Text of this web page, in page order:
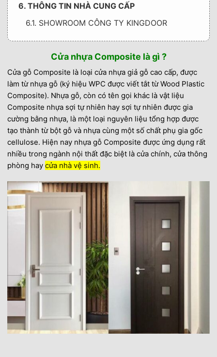
6. THÔNG TIN NHÀ CUNG CẤP
6.1. SHOWROOM CÔNG TY KINGDOOR
Cửa nhựa Composite là gì ?
Cửa gỗ Composite là loại cửa nhựa giả gỗ cao cấp, được
làm từ nhựa gỗ (ký hiệu WPC được viết tắt từ Wood Plastic
Composite). Nhựa gỗ, còn có tên gọi khác là vật liệu
Composite nhựa sợi tự nhiên hay sợi tự nhiên được gia
cường bằng nhựa, là một loại nguyên liệu tổng hợp được
tạo thành từ bột gỗ và nhựa cùng một số chất phụ gia gốc
cellulose. Hiện nay nhựa gỗ Composite được ứng dụng rất
nhiều trong ngành nội thất đặc biệt là cửa chính, cửa thông
phòng hay cửa nhà vệ sinh.